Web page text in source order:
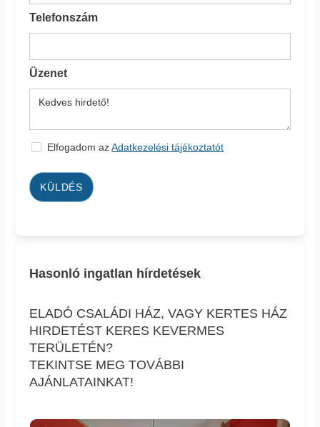
Telefonszám
Üzenet
Elfogadom azAdatkezelési tájékoztatót
KÜLDÉS
Hasonló ingatlan hírdetések
ELADÓ CSALÁDI HÁZ, VAGY KERTES HÁZ
HIRDETÉST KERES KEVERMES
TERÜLETÉN?
TEKINTSE MEG TOVÁBBI
AJÁNLATAINKAT!